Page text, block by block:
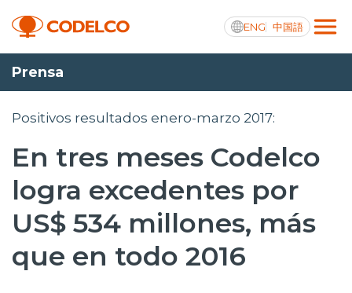
ENG 中国語
Transparencia activa
Operaciones
Proyectos
Prensa
Positivos resultados enero-marzo 2017:
En tres meses Codelco
logra excedentes por
US$ 534 millones, más
que en todo 2016